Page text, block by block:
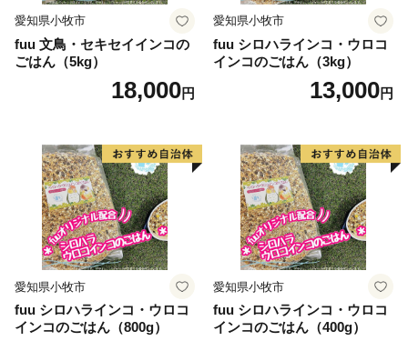
愛知県小牧市
fuu 文鳥・セキセイインコの
ごはん（5kg）
18,000円
愛知県小牧市
fuu シロハラインコ・ウロコ
インコのごはん（3kg）
13,000円
愛知県小牧市
fuu シロハラインコ・ウロコ
インコのごはん（800g）
愛知県小牧市
fuu シロハラインコ・ウロコ
インコのごはん（400g）